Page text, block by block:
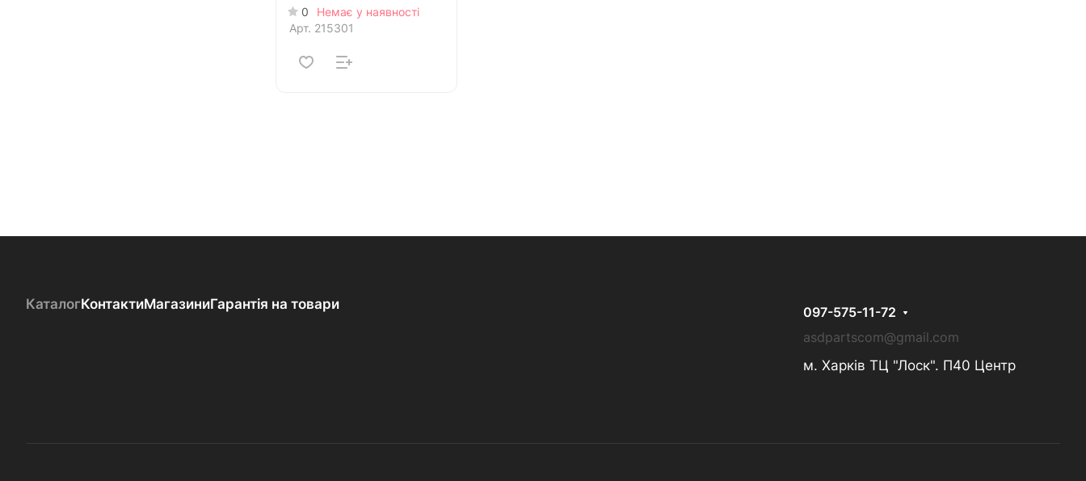
0
Немає у наявності
Арт. 215301
КаталогКонтактиМагазиниГарантія на товари
097-575-11-72
asdpartscom@gmail.com
м. Харків ТЦ "Лоск". П40 Центр